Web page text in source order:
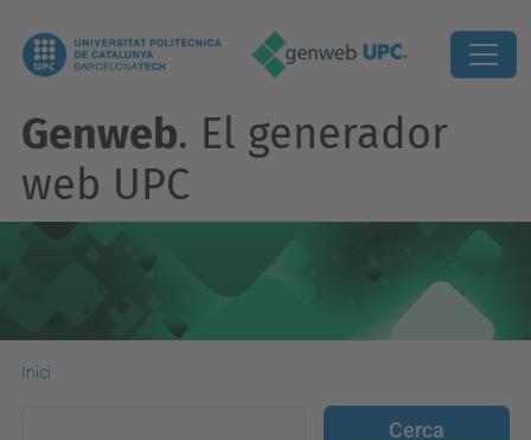
Genweb. El generador
web UPC
Inici